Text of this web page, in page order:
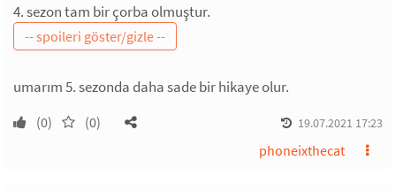
4. sezon tam bir çorba olmuştur.
umarım 5. sezonda daha sade bir hikaye olur.
(0) (0) 19.07.2021 17:23
phoneixthecat